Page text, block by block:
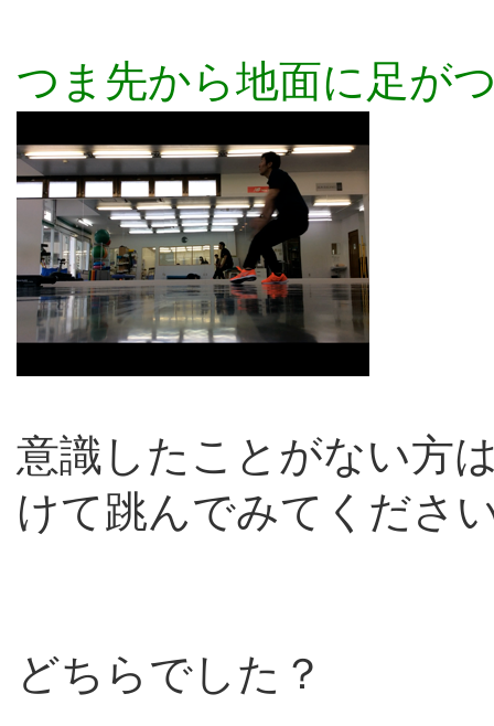
つま先から地面に足が
意識したことがない方
けて跳んでみてくださ
どちらでした？